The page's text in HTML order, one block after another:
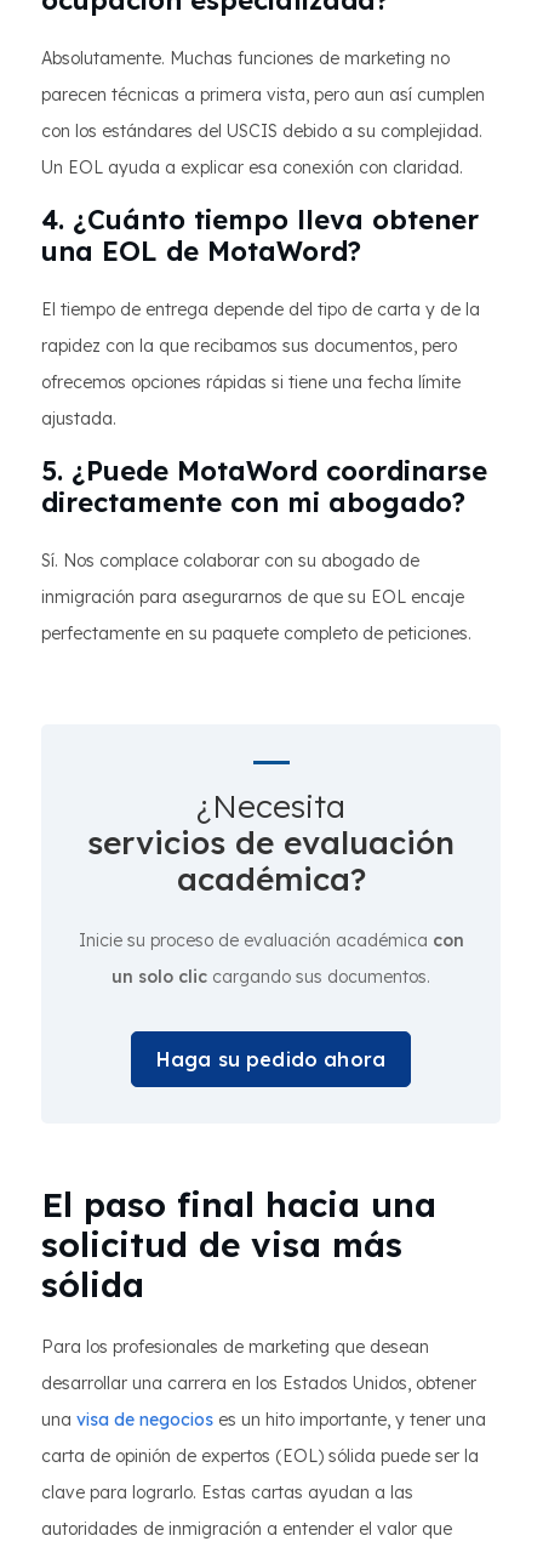
Absolutamente. Muchas funciones de marketing no
parecen técnicas a primera vista, pero aun así cumplen
con los estándares del USCIS debido a su complejidad.
Un EOL ayuda a explicar esa conexión con claridad.
4. ¿Cuánto tiempo lleva obtener
una EOL de MotaWord?
El tiempo de entrega depende del tipo de carta y de la
rapidez con la que recibamos sus documentos, pero
ofrecemos opciones rápidas si tiene una fecha límite
ajustada.
5. ¿Puede MotaWord coordinarse
directamente con mi abogado?
Sí. Nos complace colaborar con su abogado de
inmigración para asegurarnos de que su EOL encaje
perfectamente en su paquete completo de peticiones.
¿Necesita
servicios de evaluación
académica?
Inicie su proceso de evaluación académica con
un solo clic cargando sus documentos.
Haga su pedido ahora
El paso final hacia una
solicitud de visa más
sólida
Para los profesionales de marketing que desean
desarrollar una carrera en los Estados Unidos, obtener
una visa de negocios es un hito importante, y tener una
carta de opinión de expertos (EOL) sólida puede ser la
clave para lograrlo. Estas cartas ayudan a las
autoridades de inmigración a entender el valor que